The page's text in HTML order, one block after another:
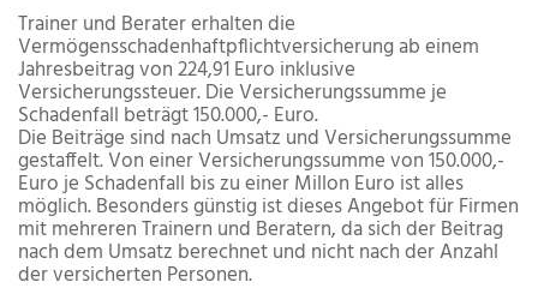
Trainer und Berater erhalten die
Vermögensschadenhaftpflichtversicherung ab einem
Jahresbeitrag von 224,91 Euro inklusive
Versicherungssteuer. Die Versicherungssumme je
Schadenfall beträgt 150.000,- Euro.
Die Beiträge sind nach Umsatz und Versicherungssumme
gestaffelt. Von einer Versicherungssumme von 150.000,-
Euro je Schadenfall bis zu einer Millon Euro ist alles
möglich. Besonders günstig ist dieses Angebot für Firmen
mit mehreren Trainern und Beratern, da sich der Beitrag
nach dem Umsatz berechnet und nicht nach der Anzahl
der versicherten Personen.